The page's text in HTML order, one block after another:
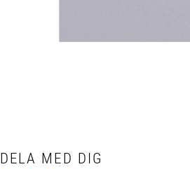
DELA MED DIG